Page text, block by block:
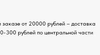
от 20000 рублей – доставка
300 рублей по центральной части